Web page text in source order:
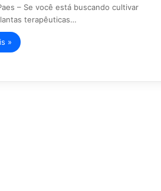
– Se você está buscando cultivar
terapêuticas…
»